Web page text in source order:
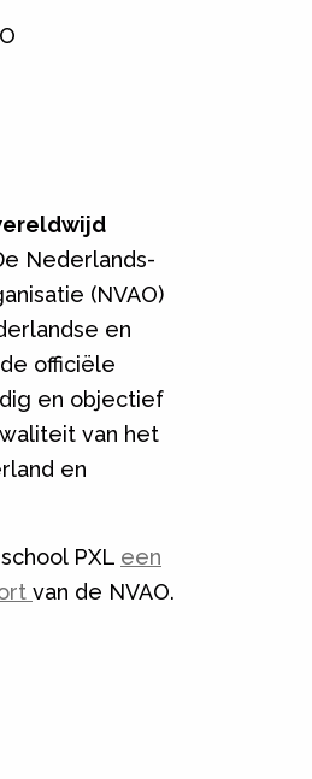
Nederlands-
(NVAO)
en
officiële
en objectief
van het
en
PXL een
van de NVAO.